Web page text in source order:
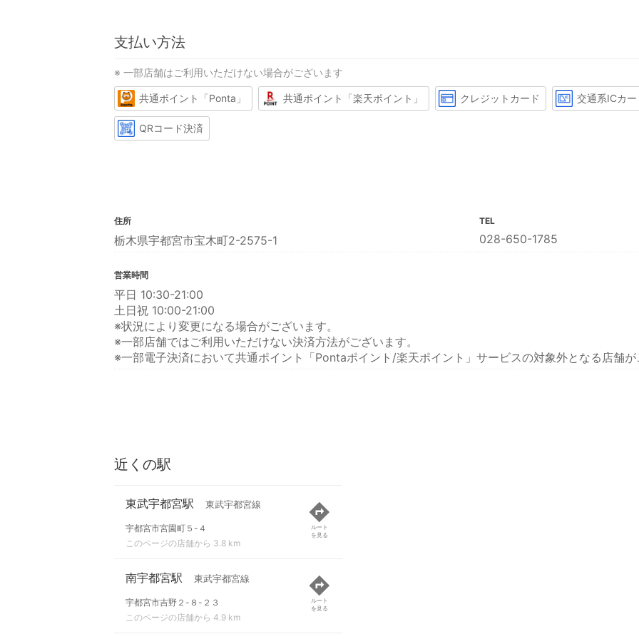
支払い方法
※ 一部店舗はご利用いただけない場合がございます
共通ポイント「Ponta」 共通ポイント「楽天ポイント」 クレジットカード 交通系ICカー
QRコード決済
住所
栃木県宇都宮市宝木町2-2575-1
TEL
028-650-1785
営業時間
平日 10:30-21:00
土日祝 10:00-21:00
※状況により変更になる場合がございます。
※一部店舗ではご利用いただけない決済方法がございます。
※一部電子決済において共通ポイント「Pontaポイント/楽天ポイント」サービスの対象外となる店舗が
近くの駅
東武宇都宮駅 東武宇都宮線
宇都宮市宮園町５-４
このページの店舗から 3.8 km
ルート
を見る
南宇都宮駅 東武宇都宮線
宇都宮市吉野２-８-２３
このページの店舗から 4.9 km
ルート
を見る